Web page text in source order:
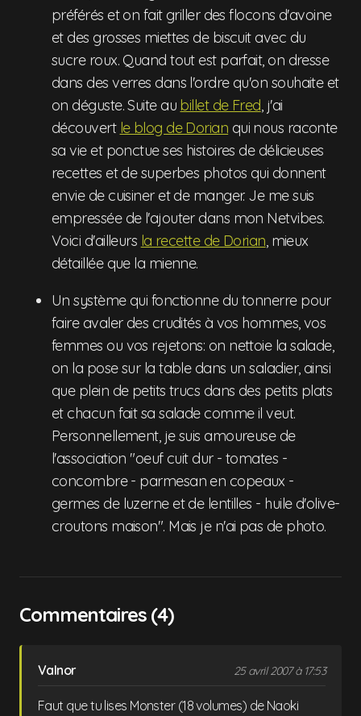
préférés et on fait griller des flocons d'avoine
et des grosses miettes de biscuit avec du
sucre roux. Quand tout est parfait, on dresse
dans des verres dans l'ordre qu'on souhaite et
on déguste. Suite au billet de Fred, j'ai
découvert le blog de Dorian qui nous raconte
sa vie et ponctue ses histoires de délicieuses
recettes et de superbes photos qui donnent
envie de cuisiner et de manger. Je me suis
empressée de l'ajouter dans mon Netvibes.
Voici d'ailleurs la recette de Dorian, mieux
détaillée que la mienne.
Un système qui fonctionne du tonnerre pour
faire avaler des crudités à vos hommes, vos
femmes ou vos rejetons: on nettoie la salade,
on la pose sur la table dans un saladier, ainsi
que plein de petits trucs dans des petits plats
et chacun fait sa salade comme il veut.
Personnellement, je suis amoureuse de
l'association "oeuf cuit dur - tomates -
concombre - parmesan en copeaux -
germes de luzerne et de lentilles - huile d'olive-
croutons maison". Mais je n'ai pas de photo.
Commentaires (4)
Valnor 25 avril 2007 à 17:53
Faut que tu lises Monster (18 volumes) de Naoki